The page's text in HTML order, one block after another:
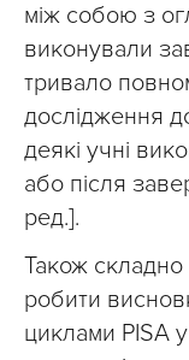
між собою з
виконували
тривало
дослідження
деякі учні
або після
ред.].
Також складно
робити
циклами PISA